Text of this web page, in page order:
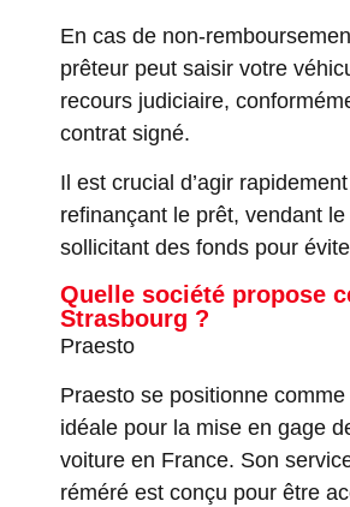
En cas de non-
prêteur peut saisir votre
recours judiciaire,
contrat signé.
Il est crucial d’agir
refinançant le prêt, vendant
sollicitant des fonds pour
Quelle société propose
Strasbourg ?
Praesto
Praesto se positionne
idéale pour la mise en gage
voiture en France. Son
réméré est conçu pour être